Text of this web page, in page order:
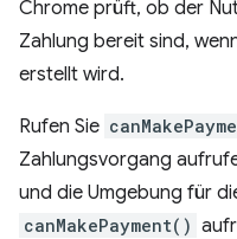
Chrome prüft, ob der
Zahlung bereit sind,
erstellt wird.
Rufen Sie
Zahlungsvorgang
und die Umgebung für
canMakePayment()